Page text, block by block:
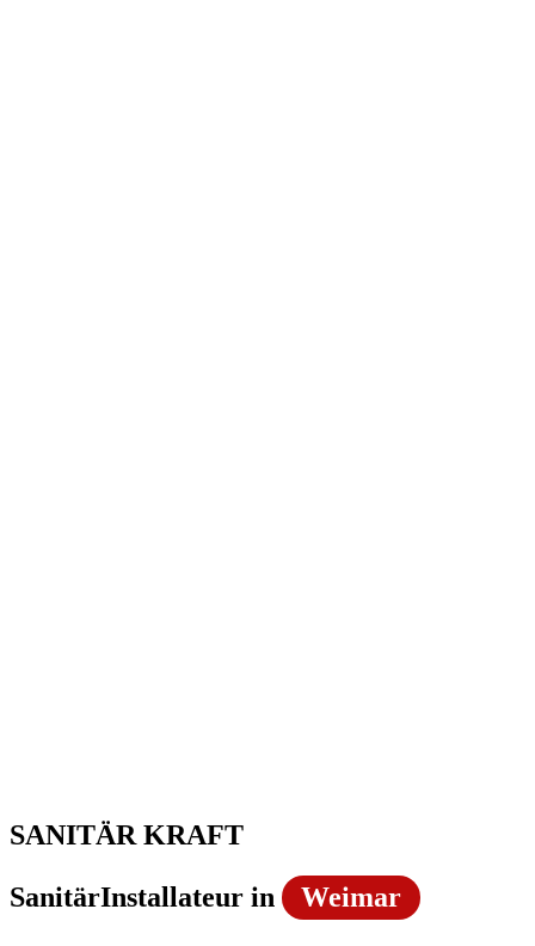
SANITÄR KRAFT
SanitärInstallateur in
Weimar